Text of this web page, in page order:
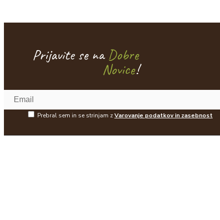
Prijavite se naDobre
Novice!
Prebral sem in se strinjam zVarovanje podatkov in zasebnost